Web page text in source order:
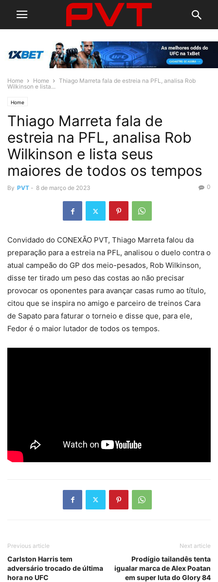
Home Home
Thiago Marreta fala de estreia na PFL, analisa Rob
Wilkinson e lista...
Home
Thiago Marreta fala de
estreia na PFL, analisa Rob
Wilkinson e lista seus
maiores de todos os tempos
By PVT - 8 de março de 2023 0
Convidado do CONEXÃO PVT, Thiago Marreta falou da
preparação para a estreia na PFL, analisou o duelo contra o
atual campeão do GP dos meio-pesados, Rob Wilkinson,
disse ter tirado um peso das costas ao não precisar
provocar os oponentes para avançar casas rumo ao título,
citou que se inspira no amigo e parceiro de treinos Cara
de Sapato para faturar o torneio e disse que, para ele,
Fedor é o maior lutador de todos os tempos.
Previous article
Carlston Harris tem
adversário trocado de última
hora no UFC
Next article
Prodígio tailandês tenta
igualar marca de Alex Poatan
em super luta do Glory 84